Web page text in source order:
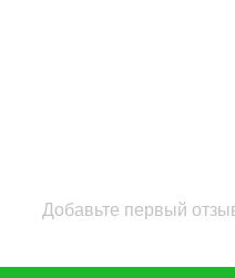
Добавьте первый